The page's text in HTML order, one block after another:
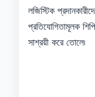
লজিস্টিক
প্রতিযোগিতামূলক
সাশ্রয়ী করে তোলে৷